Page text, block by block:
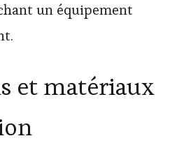
un équipement
et matériaux